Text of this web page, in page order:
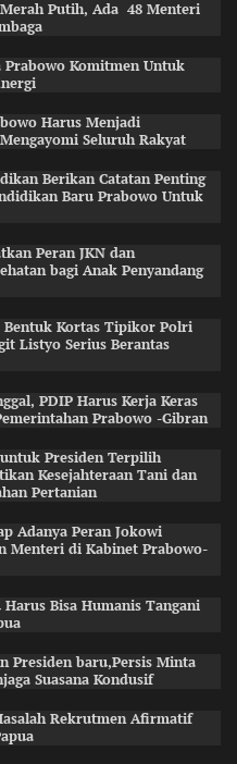
Putih, Ada 48 Menteri
Prabowo Komitmen Untuk
Harus Menjadi
Seluruh Rakyat
Berikan Catatan Penting
Baru Prabowo Untuk
Peran JKN dan
bagi Anak Penyandang
Bentuk Kortas Tipikor Polri
Listyo Serius Berantas
PDIP Harus Kerja Keras
Prabowo -Gibran
Presiden Terpilih
Kesejahteraan Tani dan
Pertanian
Adanya Peran Jokowi
Menteri di Kabinet Prabowo-
Harus Bisa Humanis Tangani
Presiden baru,Persis Minta
Suasana Kondusif
Rekrutmen Afirmatif